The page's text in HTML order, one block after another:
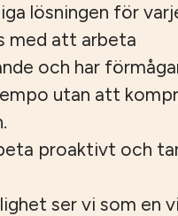
lösningen för
med att arbeta
och har
utan att
proaktivt och
ser vi som en